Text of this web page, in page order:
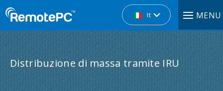
It MENU
Distribuzione di massa tramite IRU